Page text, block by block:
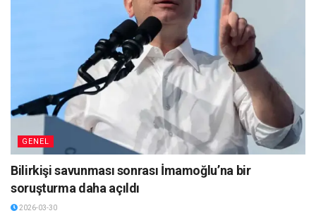
GENEL
Bilirkişi savunması sonrası İmamoğlu’na bir
soruşturma daha açıldı
2026-03-30